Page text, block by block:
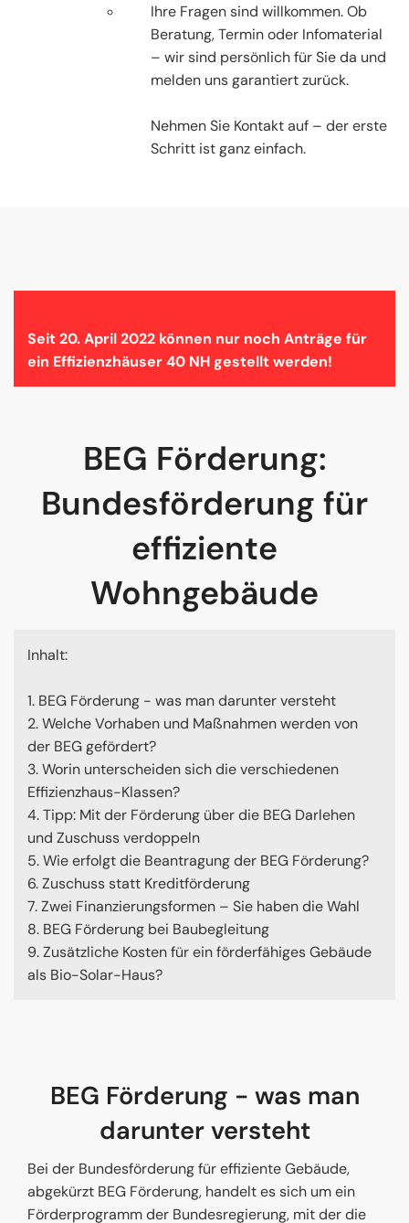
Ihre Fragen sind willkommen. Ob
Beratung, Termin oder Infomaterial
– wir sind persönlich für Sie da und
melden uns garantiert zurück.
Nehmen Sie Kontakt auf – der erste
Schritt ist ganz einfach.
Seit 20. April 2022 können nur noch Anträge für
ein Effizienzhäuser 40 NH gestellt werden!
BEG Förderung:
Bundesförderung für
effiziente
Wohngebäude
Inhalt:
1. BEG Förderung - was man darunter versteht
2. Welche Vorhaben und Maßnahmen werden von
der BEG gefördert?
3. Worin unterscheiden sich die verschiedenen
Effizienzhaus-Klassen?
4. Tipp: Mit der Förderung über die BEG Darlehen
und Zuschuss verdoppeln
5. Wie erfolgt die Beantragung der BEG Förderung?
6. Zuschuss statt Kreditförderung
7. Zwei Finanzierungsformen – Sie haben die Wahl
8. BEG Förderung bei Baubegleitung
9. Zusätzliche Kosten für ein förderfähiges Gebäude
als Bio-Solar-Haus?
BEG Förderung - was man
darunter versteht
Bei der Bundesförderung für effiziente Gebäude,
abgekürzt BEG Förderung, handelt es sich um ein
Förderprogramm der Bundesregierung, mit der die